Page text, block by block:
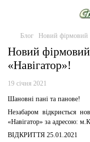
Блог Новий фірмовий
Новий
«Навігатор»!
19 січня 2021
Шановні пані та панове!
Незабаром відкриється
«Навігатор» за адресою:
ВІДКРИТТЯ 25.01.2021